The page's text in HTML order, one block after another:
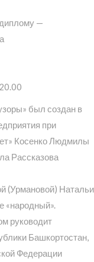
—
был создан в
при
Косенко Людмилы
Рассказова
(Урмановой) Натальи
«народный».
руководит
Башкортостан,
Федерации